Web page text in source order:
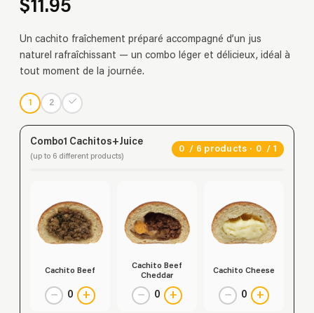
$11.95
Un cachito fraîchement préparé accompagné d’un jus
naturel rafraîchissant — un combo léger et délicieux, idéal à
tout moment de la journée.
1 2
Combo1 Cachitos+Juice
(up to 6 different products)
0 / 6 products · 0 / 1
Cachito Beef
− 0 +
Cachito Beef
Cheddar
− 0 +
Cachito Cheese
− 0 +